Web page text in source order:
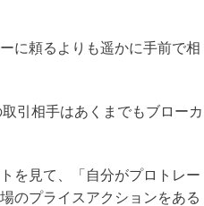
に頼るよりも遥かに手前で相
引相手はあくまでもブローカ
を見て、「自分がプロトレー
のプライスアクションをある